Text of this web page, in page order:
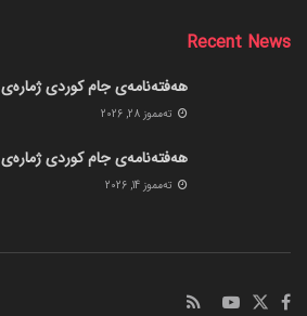
Recent News
هەفتەنامەی جام کوردی ژمارەی 432
ته‌مموز 28, 2026
هەفتەنامەی جام کوردی ژمارەی 431
ته‌مموز 14, 2026